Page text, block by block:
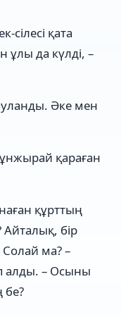
қата
ұлы да күлді, –
Әке мен
қараған
құрттың
Айталық, бір
ма? –
алды. – Осыны
бе?